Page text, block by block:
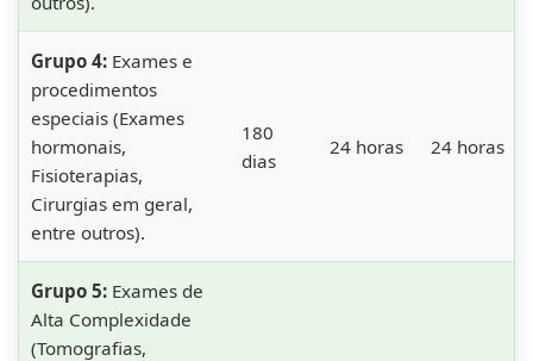
Grupo 4: Exames e
procedimentos
especiais (Exames
hormonais,
Fisioterapias,
Cirurgias em geral,
entre outros).
180
dias
24 horas 24 horas
Grupo 5: Exames de
Alta Complexidade
(Tomografias,